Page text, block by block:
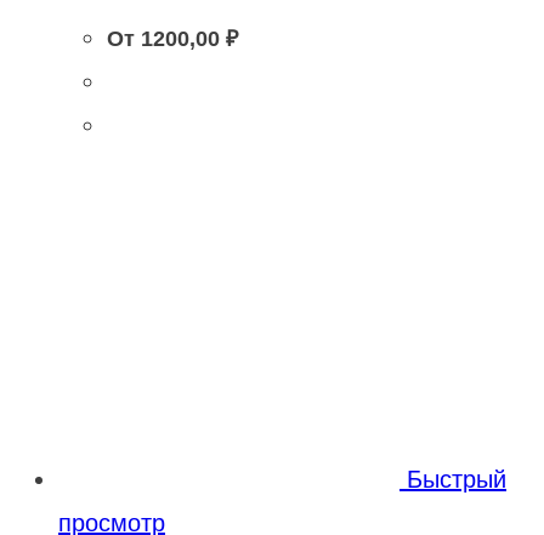
От 1200,00 ₽
Быстрый
просмотр